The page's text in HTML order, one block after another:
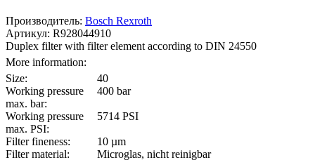
Производитель: Bosch Rexroth
Артикул: R928044910
Duplex filter with filter element according to DIN 24550
More information:
Size:
40
Working pressure
max. bar:
400 bar
Working pressure
max. PSI:
5714 PSI
Filter fineness:
10 µm
Filter material:
Microglas, nicht reinigbar